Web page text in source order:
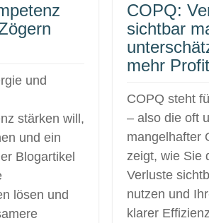
und
stärken will,
und ein
Blogartikel
lösen und
COPQ:
sichtbar
mehr Profit
COPQ steht
– also die oft
mangelhafter
zeigt, wie Sie
Verluste
nutzen und
klarer